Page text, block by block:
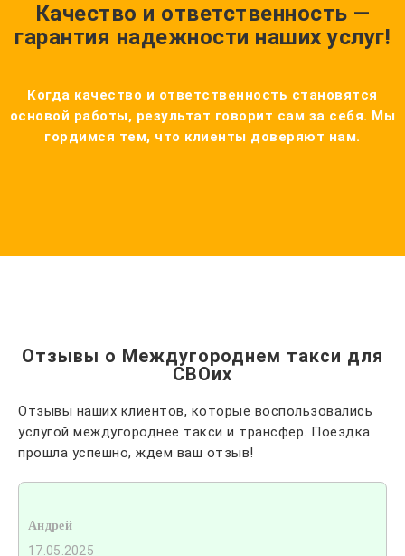
Качество и ответственность —
гарантия надежности наших услуг!
Когда качество и ответственность становятся
основой работы, результат говорит сам за себя. Мы
гордимся тем, что клиенты доверяют нам.
Отзывы о Междугороднем такси для
СВОих
Отзывы наших клиентов, которые воспользовались
услугой междугороднее такси и трансфер. Поездка
прошла успешно, ждем ваш отзыв!
Андрей
17.05.2025